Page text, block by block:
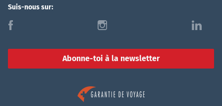
Suis-nous sur:
f i l
Abonne-toi à la newsletter